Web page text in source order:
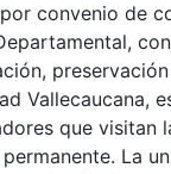
convenio de
Vallecaucana,
que visitan
La